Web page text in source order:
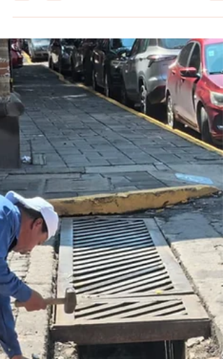
#TlaxcalaCapital | YA SUMAN 24
EDICIONES DEL PROGRAMA EXITOSO
MUÉVETE TLAXCALA EN LA CAPITAL
#GraphosCc #Tlx #Noticias #Municipios
#TlaxcalaCapital | YA SUMAN 24 EDICIONES
PROGRAMA EXITOSO MUÉVETE TLAXCALA
LA CAPITAL Con la jornada realizada este
domingo, el programa "Muévete Tlaxcala" llegó
24 ediciones desde que el ahora alcalde con
licencia Alfonso Sánchez García lo puso en
marcha en febrero de este año, con lo que se
consolida como una de las acciones
más exitosas del Ayuntamiento de Tlaxcala para
promover la activación física, la salud y la